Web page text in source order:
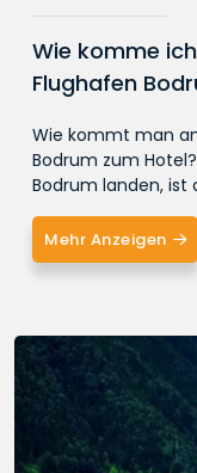
Wie komme
Flughafen
Wie kommt man
Bodrum zum
Bodrum landen, ist
Mehr Anzeigen